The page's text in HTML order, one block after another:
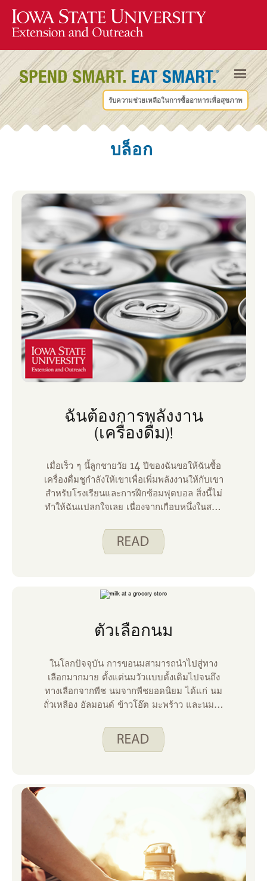
รับความช่วยเหลือในการซื้ออาหารเพื่อสุขภาพ
บล็อก
ฉันต้องการพลังงาน
(เครื่องดื่ม)!
เมื่อเร็ว ๆ นี้ลูกชายวัย 14 ปีของฉันขอให้ฉันซื้อ
เครื่องดื่มชูกําลังให้เขาเพื่อเพิ่มพลังงานให้กับเขา
สําหรับโรงเรียนและการฝึกซ้อมฟุตบอล สิ่งนี้ไม่
ทําให้ฉันแปลกใจเลย เนื่องจากเกือบหนึ่งในสาม
เป็นประจํา เครื่องดื่มเหล่านี้ให้ความสนใจและ
สมรรถนะทางกีฬาที่เพิ่มขึ้นทําให้ดึงดูดวัยรุ่นที่
อีนจํานวนมาก น้ําตาลที่เติมลงไป สารเติมแต่
งอื่นๆ และสารกระตุ้นทางกฎหมาย เช่น กัวรานา
เครื่องดื่มชูกําลังมักอยู่ในช่วง 100-200 มก. ต่อ
น้อยกว่า 100 มก. สําหรับวัยรุ่น การบริโภค
คาเฟอีนในปริมาณสูงอาจนําไปสู่ผลข้างเคียง
เช่น อัตราการเต้นของหัวใจเพิ่มขึ้น
กระวนกระวายใจ และนอนไม่หลับ นอกจากนี้
“แรงกระแทก” ของพลังงานชั่วคราวตามด้วย
การชน American Academy of Pediatrics
ระบุว่าคาเฟอีนและสารกระตุ้นอื่น ๆ ที่มีอยู่ใน
กับวิธีอื่นๆ ที่เขาจะมีพลังงานสําหรับวันเรียนและ
การฝึกซ้อมฟุตบอล ได้แก่:
ตัวเลือกนม
ในโลกปัจจุบัน การขอนมสามารถนําไปสู่ทาง
เลือกมากมาย ตั้งแต่นมวัวแบบดั้งเดิมไปจนถึง
ทางเลือกจากพืช นมจากพืชยอดนิยม ได้แก่ นม
ถั่วเหลือง อัลมอนด์ ข้าวโอ๊ต มะพร้าว และนมถั่ว
อาหารอื่นๆ เช่น วิตามิน D, A และ B12 แม้ว่าสิ่ง
เหล่านี้มักจะถูกเพิ่มลงในนมจากพืช การอ่าน
ต้องการ ลองใช้ตารางด้านล่างเป็นจุดเริ่มต้นเพื่อ